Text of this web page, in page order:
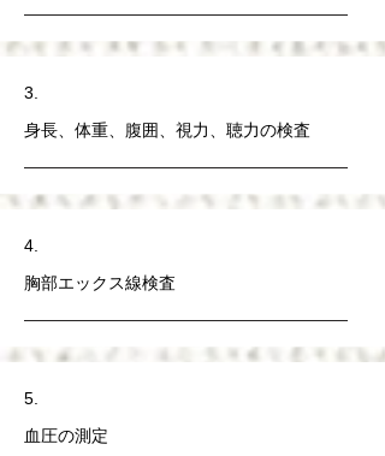
3.
身長、体重、腹囲、視力、聴力の検査
4.
胸部エックス線検査
5.
血圧の測定